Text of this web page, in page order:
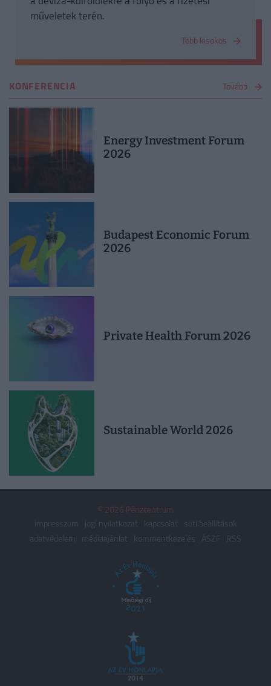
műveletek terén.
Több kisokos
KONFERENCIA Tovább
Energy Investment Forum
2026
Budapest Economic Forum
2026
Private Health Forum 2026
Sustainable World 2026
© 2026 Pénzcentrum
impresszum
jogi nyilatkozat kapcsolat
süti beállítások
adatvédelem
médiaajánlat kommentkezelés ÁSZF RSS